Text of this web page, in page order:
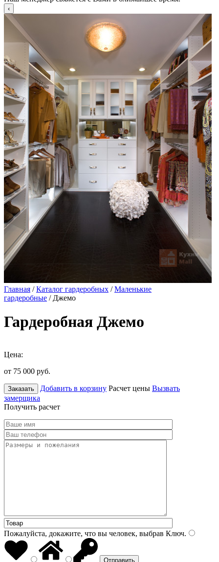
Главная /Каталог гардеробных /Маленькие
гардеробные / Джемо
Гардеробная Джемо
Цена:
от 75 000 руб.
Заказать Добавить в корзину Расчет цены Вызвать
замерщика
Получить расчет
Пожалуйста, докажите, что вы человек, выбрав Ключ.